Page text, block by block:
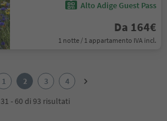
Alto Adige Guest Pass
Da 164€
1 notte / 1 appartamento IVA incl.
1 2 3
4
31 - 60 di 93 risultati